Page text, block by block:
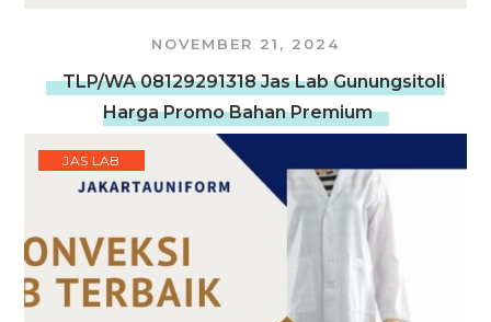
NOVEMBER 21, 2024
TLP/WA 08129291318 Jas Lab Gunungsitoli
Harga Promo Bahan Premium
JAS LAB